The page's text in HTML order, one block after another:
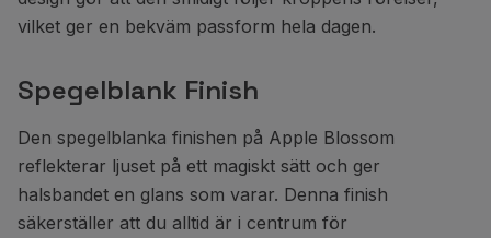
vilket ger en bekväm passform hela dagen.
Spegelblank Finish
Den spegelblanka finishen på Apple Blossom
reflekterar ljuset på ett magiskt sätt och ger
halsbandet en glans som varar. Denna finish
säkerställer att du alltid är i centrum för